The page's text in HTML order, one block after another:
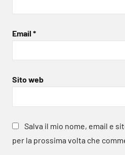
Email *
Sito web
Salva il mio nome, email e
per la prossima volta che